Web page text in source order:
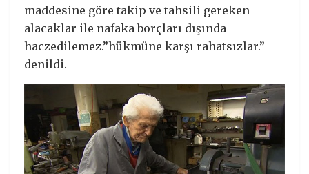
maddesine göre takip ve tahsili gereken
alacaklar ile nafaka borçları dışında
haczedilemez.”hükmüne karşı rahatsızlar.”
denildi.